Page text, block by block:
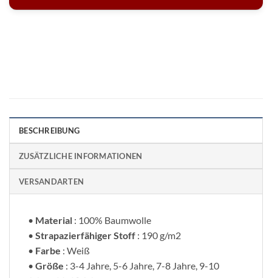
BESCHREIBUNG
ZUSÄTZLICHE INFORMATIONEN
VERSANDARTEN
• Material : 100% Baumwolle
• Strapazierfähiger Stoff : 190 g/m2
• Farbe : Weiß
• Größe : 3-4 Jahre, 5-6 Jahre, 7-8 Jahre, 9-10